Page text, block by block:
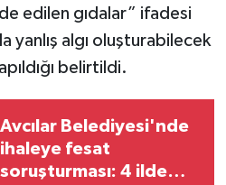
edilen gıdalar” ifadesi
yanlış algı oluşturabilecek
belirtildi.
Avcılar Belediyesi'nde
ihaleye fesat
soruşturması: 4 ilde